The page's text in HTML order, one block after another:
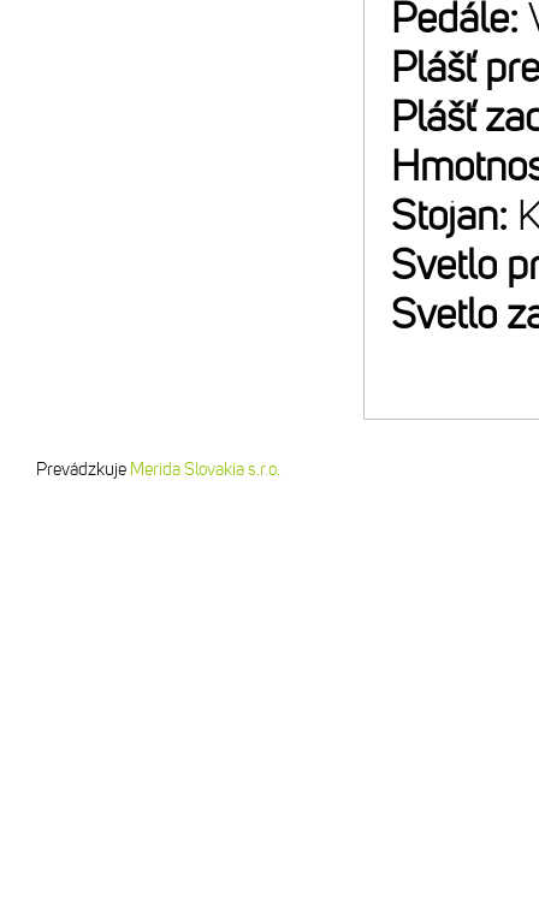
Pedále:
Plášť
Plášť
Stojan:
Svetlo
Svetlo
Prevádzkuje Merida Slovakia s.r.o.